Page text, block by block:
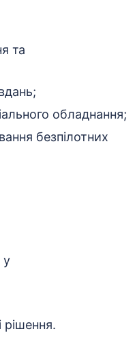
та
обладнання;
безпілотних
у
рішення.